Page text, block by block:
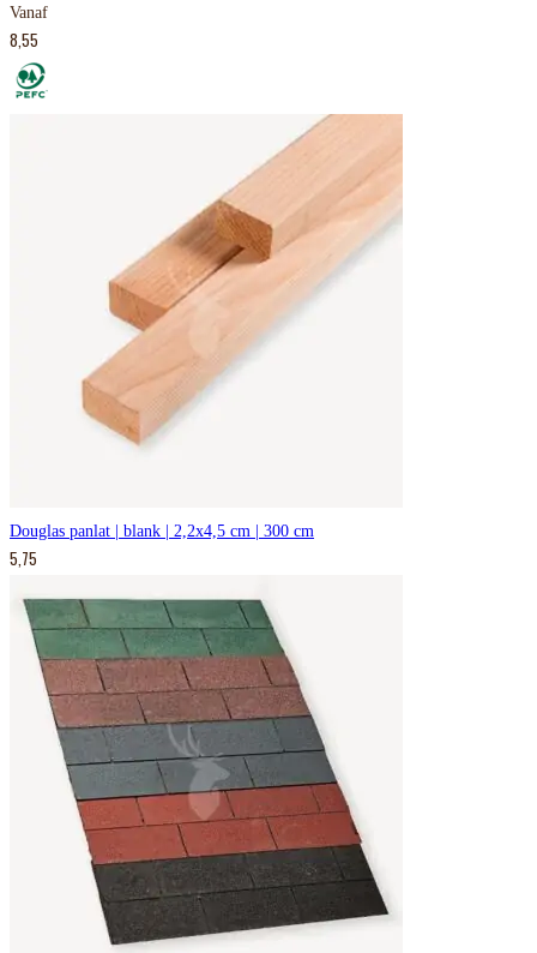
Vanaf
8,55
Douglas panlat | blank | 2,2x4,5 cm | 300 cm
5,75